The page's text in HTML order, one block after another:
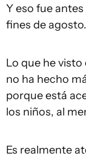
Y eso fue
fines de agosto.
Lo que he visto
no ha hecho
porque está
los niños, al
Es realmente